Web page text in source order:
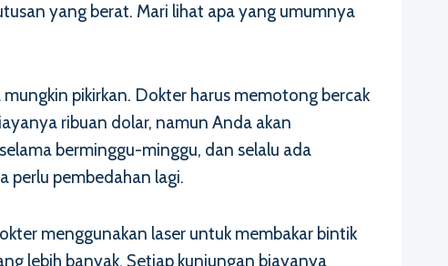
yang berat. Mari lihat apa yang umumnya
pikirkan. Dokter harus memotong bercak
ribuan dolar, namun Anda akan
berminggu-minggu, dan selalu ada
perlu pembedahan lagi.
menggunakan laser untuk membakar bintik
lebih banyak. Setiap kunjungan biayanya